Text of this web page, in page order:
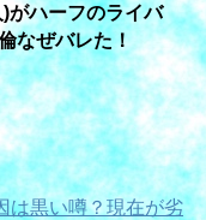
がハーフのライバ
なぜバレた！
は黒い噂？現在が劣